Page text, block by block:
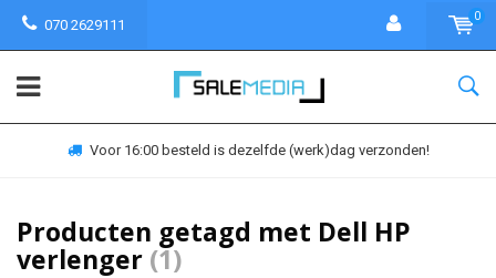
070 2629111
0
Voor 16:00 besteld is dezelfde (werk)dag verzonden!
Producten getagd met Dell HP
verlenger (1)